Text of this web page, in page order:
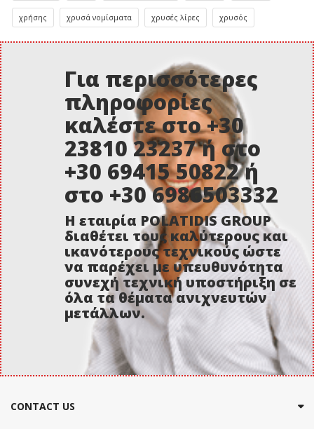
χρήσης χρυσά νομίσματα χρυσές λίρες χρυσός
Για περισσότερες
πληροφορίες
καλέστε στο +30
23810 23237 ή στο
+30 69415 50822 ή
στο +30 6986503332
Η εταιρία POLATIDIS GROUP
διαθέτει τους καλύτερους και
ικανότερους τεχνικούς ώστε
να παρέχει με υπευθυνότητα
συνεχή τεχνική υποστήριξη σε
όλα τα θέματα ανιχνευτών
μετάλλων.
CONTACT US